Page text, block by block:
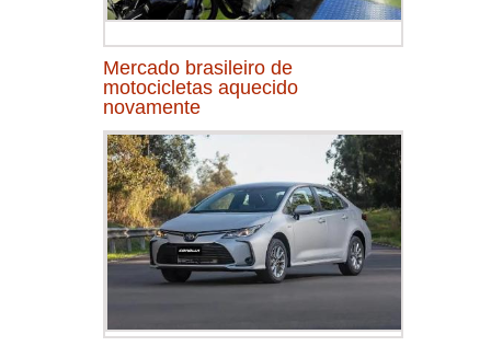
Mercado brasileiro de
motocicletas aquecido
novamente